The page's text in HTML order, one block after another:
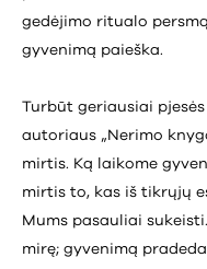
gedėjimo ritualo
gyvenimą paieška.
Turbūt geriausiai
autoriaus „Nerimo
mirtis. Ką laikome
mirtis to, kas iš tikrųjų
Mums pasauliai
mirę; gyvenimą